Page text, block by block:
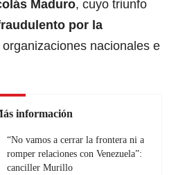
Maduro, cuyo triunfo
por la
nacionales e
información
“No vamos a cerrar la frontera ni a
romper relaciones con Venezuela”:
canciller Murillo